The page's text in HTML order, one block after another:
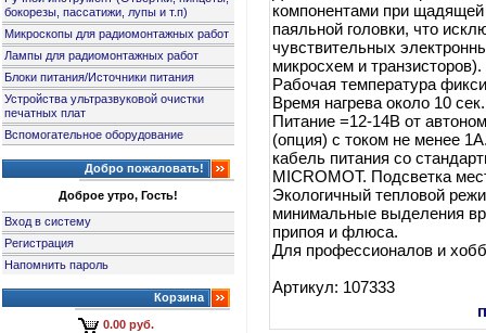
бокорезы, пассатижи, лупы и т.п)
Микроскопы для радиомонтажных работ
Лампы для радиомонтажных работ
Блоки питания/Источники питания
Устройства ультразвуковой очистки
печатных плат
Вспомогательное оборудование
Добро пожаловать!
Доброе утро, Гость!
Вход в систему
Регистрация
Напомнить пароль
Корзина
0.00 руб.
компонентами при щадящей
паяльной головки, что
чувствительных
микросхем и транзисторов).
Рабочая температура
Время нагрева около 10 сек.
Питание =12-14В от
(опция) с током не менее
кабель питания со
MICROMOT. Подсветка
Экологичный тепловой
минимальные выделения
припоя и флюса.
Для профессионалов и
Артикул: 107333